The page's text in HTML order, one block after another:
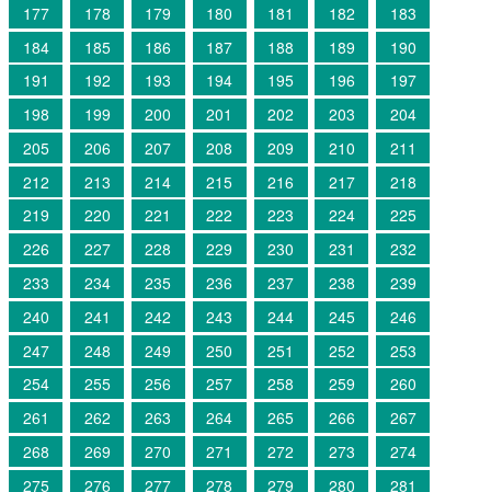
177
178 179 180 181 182
183
184
185 186 187 188 189
190
191
192 193 194 195 196
197
198
199 200 201 202 203
204
205
206 207 208 209 210
211
212
213 214 215 216 217
218
219
220 221 222 223 224
225
226
227 228 229 230 231
232
233
234 235 236 237 238
239
240
241 242 243 244 245
246
247
248 249 250 251 252
253
254
255 256 257 258 259
260
261
262 263 264 265 266
267
268
269 270 271 272 273
274
275
276 277 278 279 280
281